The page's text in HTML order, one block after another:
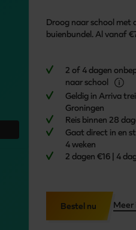
Droog naar school met
buienbundel. Al vanaf
2 of 4 dagen
naar school
Geldig in Arriva
Groningen
Reis binnen 28
Gaat direct in en
4 weken
2 dagen €16 | 4
Bestel nu Meer